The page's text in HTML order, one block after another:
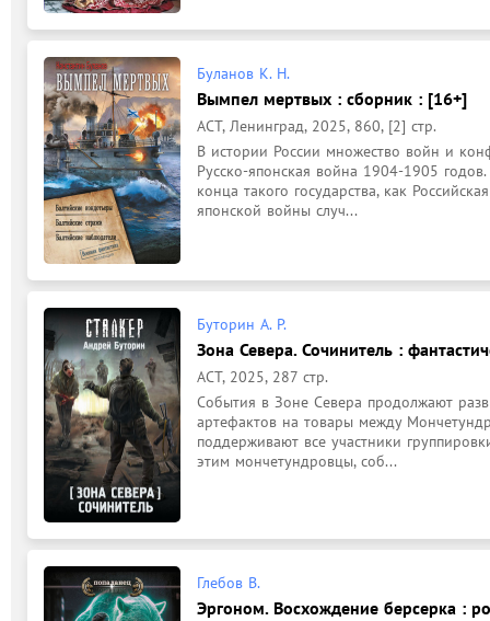
Буланов К. Н.
Вымпел мертвых : сборник : [16+]
АСТ, Ленинград, 2025, 860, [2] стр.
В истории России множество войн и
Русско-японская война 1904-1905
конца такого государства, как
японской войны случ...
Буторин А. Р.
Зона Севера. Сочинитель :
АСТ, 2025, 287 стр.
События в Зоне Севера продолжают
артефактов на товары между
поддерживают все участники
этим мончетундровцы, соб...
Глебов В.
Эргоном. Восхождение берсерка :